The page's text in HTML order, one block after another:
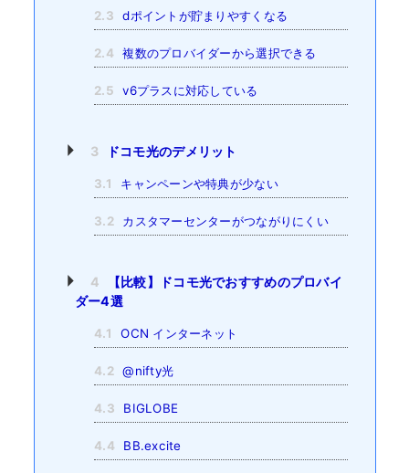
2.3 dポイントが貯まりやすくなる
2.4 複数のプロバイダーから選択できる
2.5 v6プラスに対応している
3 ドコモ光のデメリット
3.1 キャンペーンや特典が少ない
3.2 カスタマーセンターがつながりにくい
4
【比較】ドコモ光でおすすめのプロバイ
ダー4選
4.1 OCN インターネット
4.2 @nifty光
4.3 BIGLOBE
4.4 BB.excite